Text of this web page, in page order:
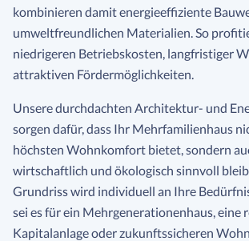
kombinieren damit energieeffiziente
umweltfreundlichen Materialien. So
niedrigeren Betriebskosten, langfristiger
attraktiven Fördermöglichkeiten.
Unsere durchdachten Architektur- und
sorgen dafür, dass Ihr Mehrfamilienhaus
höchsten Wohnkomfort bietet, sondern
wirtschaftlich und ökologisch sinnvoll
Grundriss wird individuell an Ihre
sei es für ein Mehrgenerationenhaus, eine
Kapitalanlage oder zukunftssicheren